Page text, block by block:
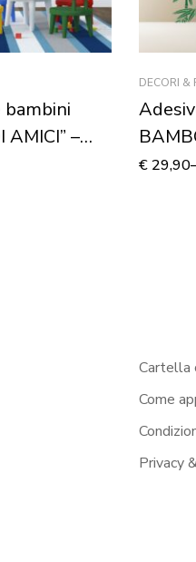
AMICI” –
DECORI &
€ 29,90
Cartella
Come
Privacy